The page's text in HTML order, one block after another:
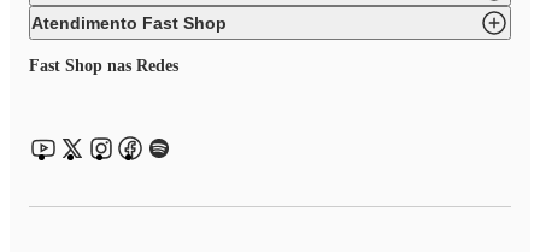
Atendimento Fast Shop
Fast Shop nas Redes